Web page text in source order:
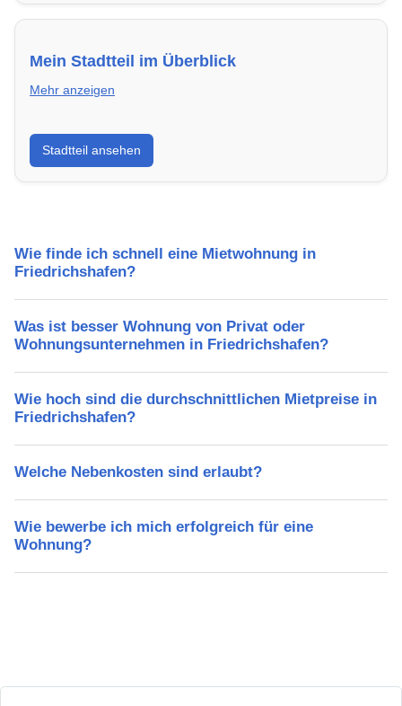
Mein Stadtteil im Überblick
Mehr anzeigen
Erfahre mehr über deinen Stadtteil in Friedrichshafen:
Lebensqualität, Verkehrsanbindung, Schulen,
Freizeitmöglichkeiten und Mietpreise.
Stadtteil ansehen
Wie finde ich schnell eine Mietwohnung in
Friedrichshafen?
Was ist besser Wohnung von Privat oder
Wohnungsunternehmen in Friedrichshafen?
Wie hoch sind die durchschnittlichen Mietpreise in
Friedrichshafen?
Welche Nebenkosten sind erlaubt?
Wie bewerbe ich mich erfolgreich für eine
Wohnung?